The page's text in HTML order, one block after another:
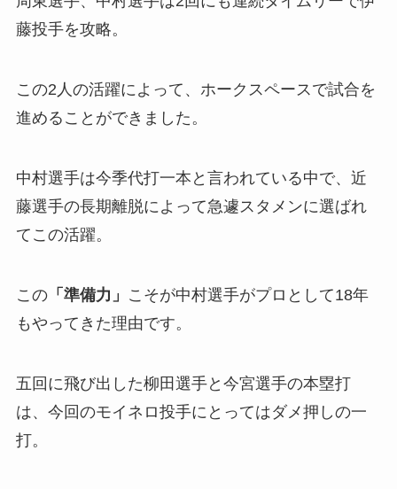
藤投手を攻略。
この2人の活躍によって、ホークスペースで試合を
進めることができました。
中村選手は今季代打一本と言われている中で、近
藤選手の長期離脱によって急遽スタメンに選ばれ
てこの活躍。
この「準備力」 こそが中村選手がプロとして18年
もやってきた理由です。
五回に飛び出した柳田選手と今宮選手の本塁打
は、今回のモイネロ投手にとってはダメ押しの一
打。